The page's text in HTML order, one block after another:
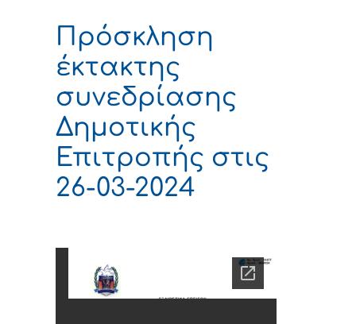
Πρόσκληση
έκτακτης
συνεδρίασης
Δημοτικής
Επιτροπής στις
26-03-2024